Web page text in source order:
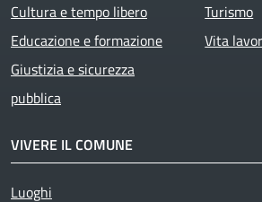
Cultura e tempo libero
Educazione e formazione
Giustizia e sicurezza
pubblica
Turismo
Vita
VIVERE IL COMUNE
Luoghi